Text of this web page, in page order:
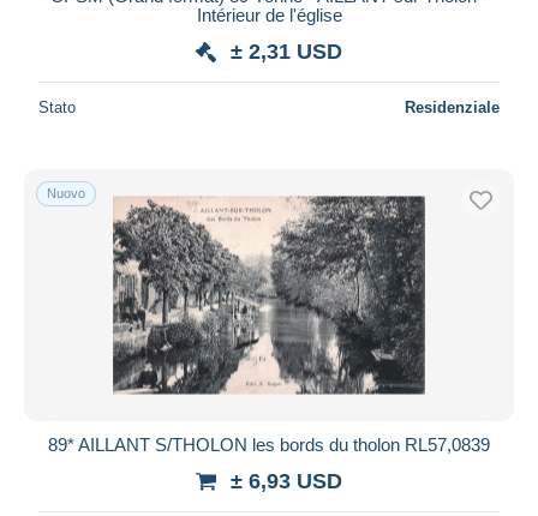
Intérieur de l'église
± 2,31 USD
Stato Residenziale
Nuovo
89* AILLANT S/THOLON les bords du tholon RL57,0839
± 6,93 USD